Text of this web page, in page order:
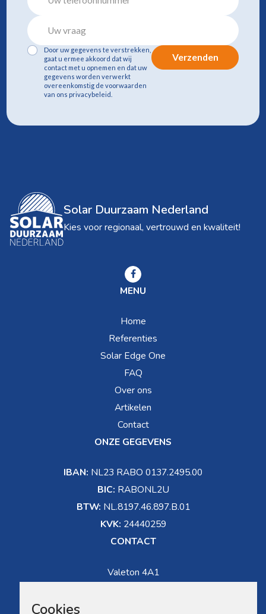
Door uw gegevens te verstrekken,
gaat u ermee akkoord dat wij
contact met u opnemen en dat uw
gegevens worden verwerkt
overeenkomstig de voorwaarden
van ons privacybeleid.
Verzenden
Solar Duurzaam Nederland
Kies voor regionaal, vertrouwd en kwaliteit!
MENU
Home
Referenties
Solar Edge One
FAQ
Over ons
Artikelen
Contact
ONZE GEGEVENS
IBAN: NL23 RABO 0137.2495.00
BIC: RABONL2U
BTW: NL.8197.46.897.B.01
KVK: 24440259
CONTACT
Valeton 4A1
Cookies